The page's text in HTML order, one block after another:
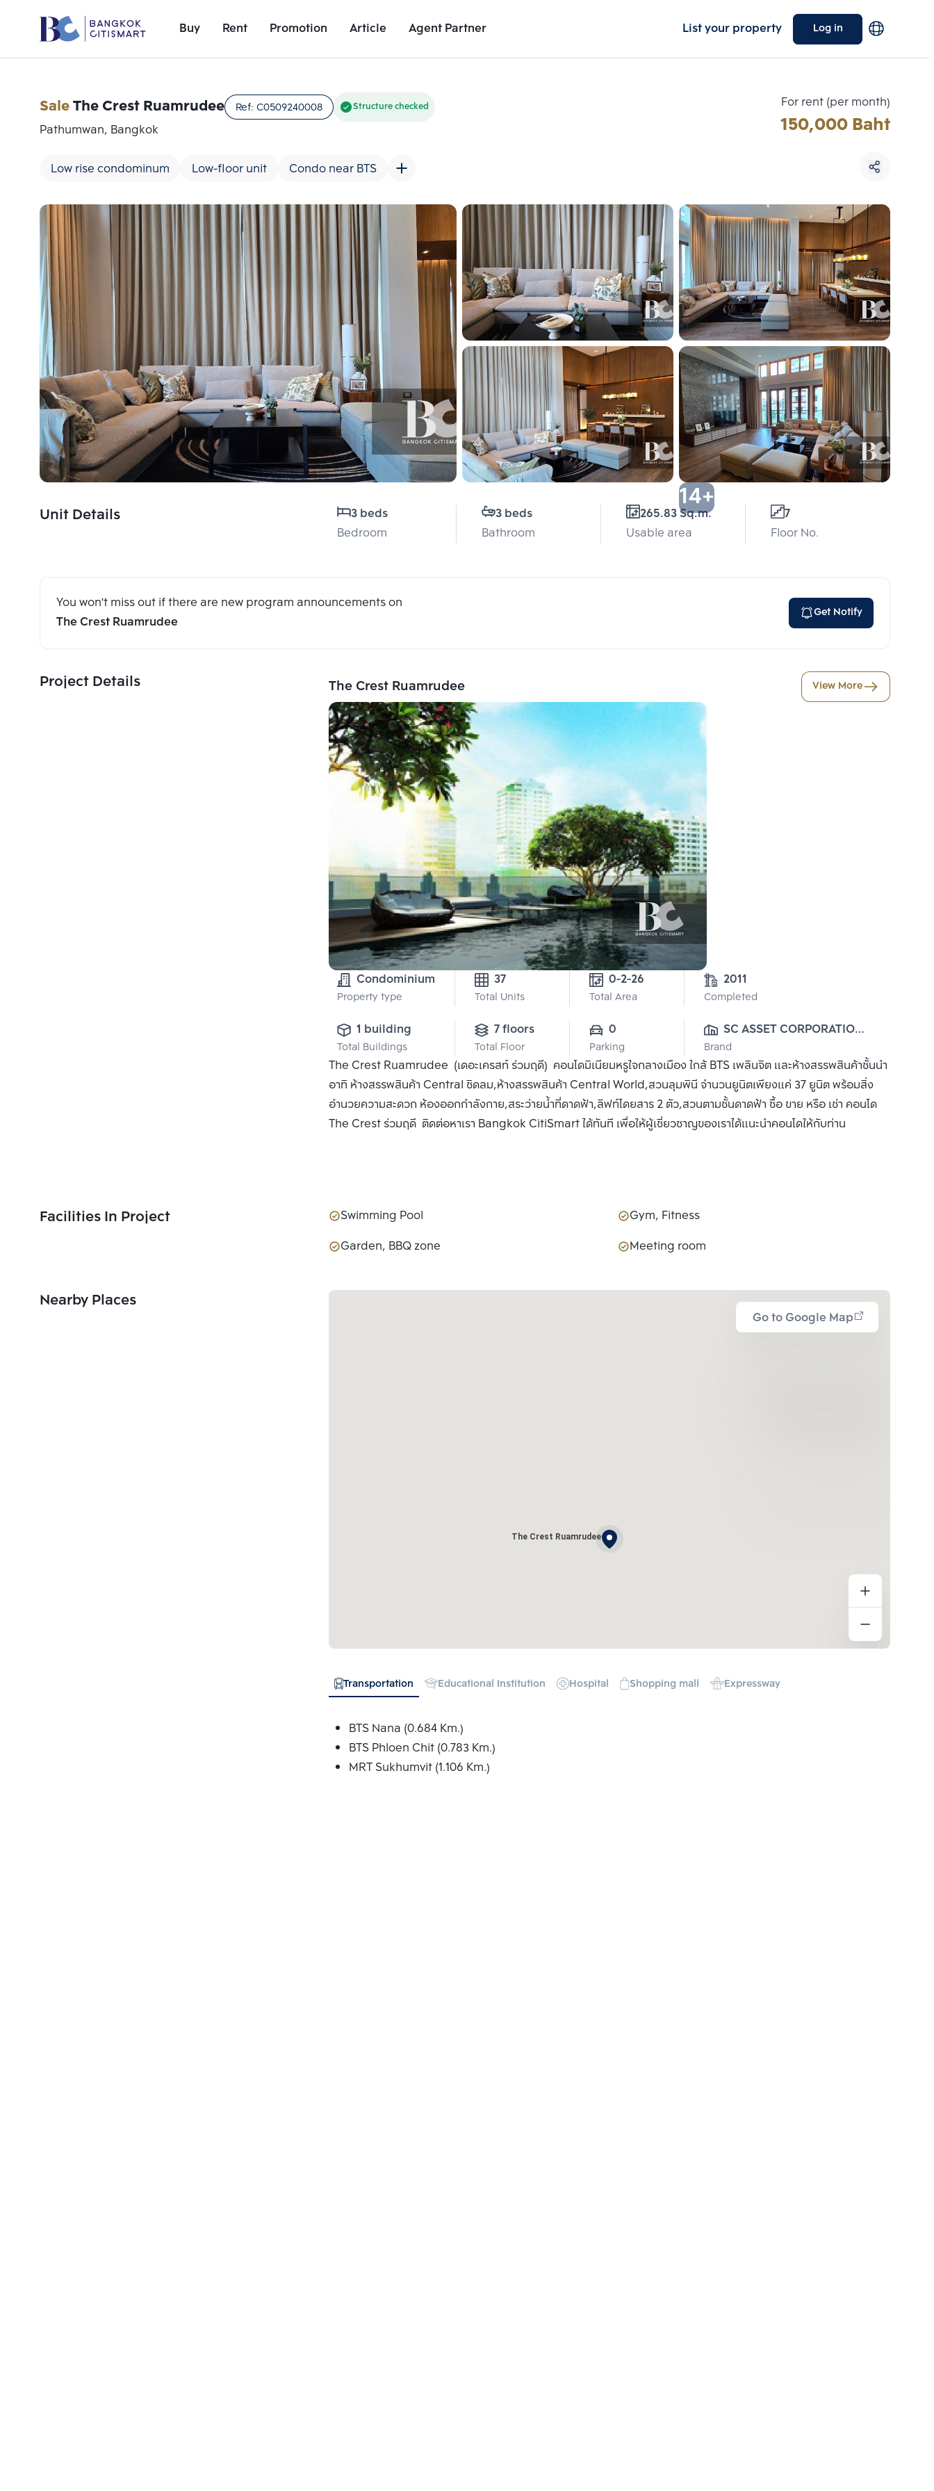
Buy Rent Promotion Article Agent Partner List your property Log in
Unit Details
SaleThe Crest Ruamrudee Ref: C0509240008 Structure checked
Pathumwan, Bangkok
Low rise condominum Low-floor unit Condo near BTS
For rent (per month)
150,000 Baht
14+
Unit Details
3 beds
Bedroom
3 beds
Bathroom
265.83 Sq.m.
Usable area
7
Floor No.
You won't miss out if there are new program announcements on
The Crest Ruamrudee
Get Notify
Project Details The Crest Ruamrudee View More
Condominium
Property type
37
Total Units
0-2-26
Total Area
2011
Completed
1 building
Total Buildings
7 floors
Total Floor
0
Parking
SC ASSET CORPORATION
PUBLIC CO., LTD.
Brand
The Crest Ruamrudee (เดอะเครสท์ ร่วมฤดี) คอนโดมิเนียมหรูใจกลางเมือง ใกล้ BTS เพลินจิต และห้างสรรพสินค้าชั้นนำ
อาทิ ห้างสรรพสินค้า Central ชิดลม,ห้างสรรพสินค้า Central World,สวนลุมพินี จำนวนยูนิตเพียงแค่ 37 ยูนิต พร้อมสิ่ง
อำนวยความสะดวก ห้องออกกำลังกาย,สระว่ายน้ำที่ดาดฟ้า,ลิฟท์โดยสาร 2 ตัว,สวนตามชั้นดาดฟ้า ซื้อ ขาย หรือ เช่า คอนโด
The Crest ร่วมฤดี ติดต่อหาเรา Bangkok CitiSmart ได้ทันที เพื่อให้ผู้เชี่ยวชาญของเราได้แนะนำคอนโดให้กับท่าน
Facilities In Project Swimming Pool
Gym, Fitness
Garden, BBQ zone
Meeting room
Nearby Places
Go to Google Map
The Crest Ruamrudee
Transportation Educational Institution Hospital Shopping mall Expressway
BTS Nana (0.684 Km.)
BTS Phloen Chit (0.783 Km.)
MRT Sukhumvit (1.106 Km.)
Add comparative units
Number 1
Add comparative units
Number 2
Add comparative units
Number 3
Choose comparative unit
Maximum 3 units
Compare
Clear all